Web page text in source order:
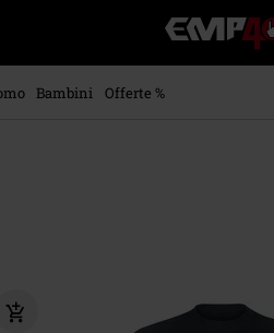
EMP
-
Musica,
Bambini Offerte %